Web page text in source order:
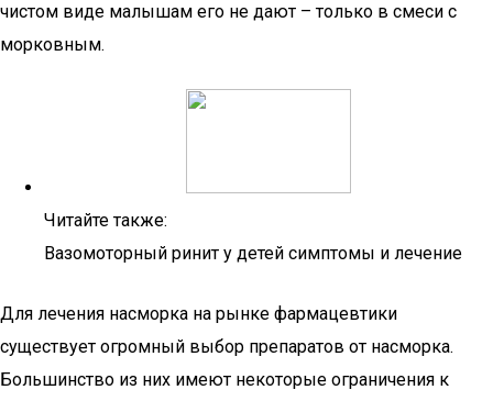
чистом виде малышам его не дают – только в смеси с
морковным.
Читайте также:
Вазомоторный ринит у детей симптомы и лечение
Для лечения насморка на рынке фармацевтики
существует огромный выбор препаратов от насморка.
Большинство из них имеют некоторые ограничения к